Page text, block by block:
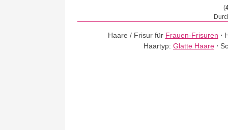
(
Haare / Frisur für Frauen-Frisuren ⋅
Haartyp:Glatte Haare ⋅